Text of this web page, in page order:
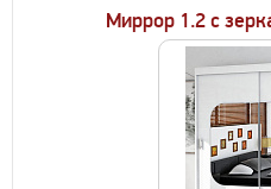
Миррор 1.2 с